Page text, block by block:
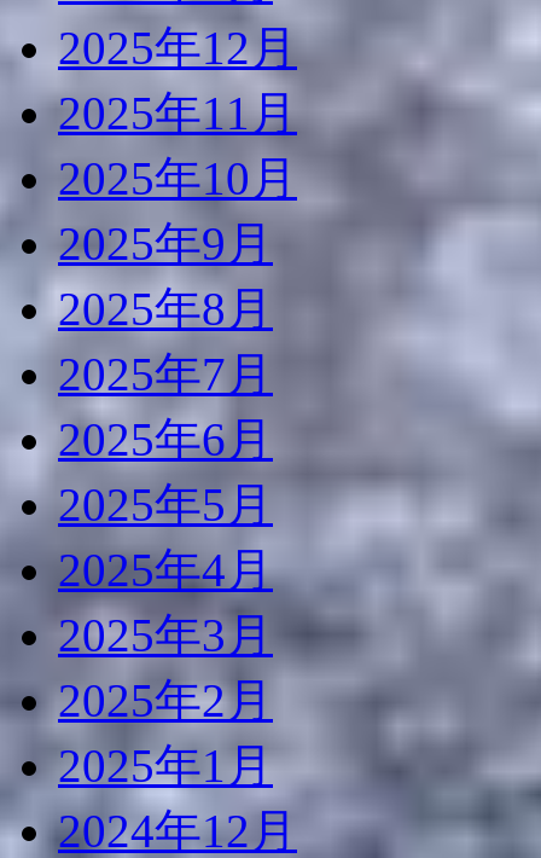
2025年12月
2025年11月
2025年10月
2025年9月
2025年8月
2025年7月
2025年6月
2025年5月
2025年4月
2025年3月
2025年2月
2025年1月
2024年12月